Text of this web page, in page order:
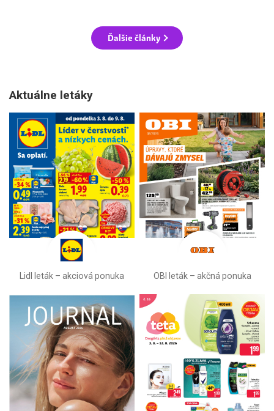
Ďalšie články
Aktuálne letáky
Lidl leták –⁠ akciová ponuka OBI leták –⁠ akčná ponuka